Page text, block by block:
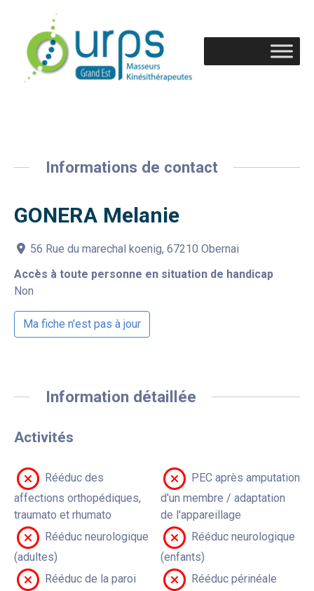
Informations de contact
GONERA Melanie
56 Rue du marechal koenig, 67210 Obernai
Accès à toute personne en situation de handicap
Non
Ma fiche n'est pas à jour
Information détaillée
Activités
Rééduc des
affections orthopédiques,
traumato et rhumato
PEC après amputation
d'un membre / adaptation
de l'appareillage
Rééduc neurologique
(adultes)
Rééduc neurologique
(enfants)
Rééduc de la paroi
Rééduc périnéale